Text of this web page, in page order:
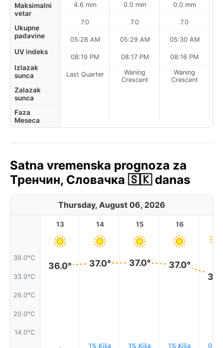
Maksimalni
vetar
Ukupne
padavine
UV indeks
Izlazak
sunca
Zalazak
sunca
Faza
Meseca
4.6 mm
7.0
05:28 AM
08:19 PM
Last Quarter
0.0 mm
7.0
05:29 AM
08:17 PM
Waning
Crescent
0.0 mm
7.0
05:30 AM
08:16 PM
Waning
Crescent
Satna vremenska prognoza za
Тренчин, Словачка 🇸🇰 danas
Thursday, August 06, 2026
39.0°C
33.0°C
26.0°C
20.0°C
14.0°C
13
36.0°
14
37.0°
1% Kiša
15
37.0°
1% Kiša
16
37.0°
1% Kiša 0.0